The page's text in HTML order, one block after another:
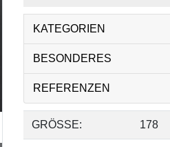
KATEGORIEN
BESONDERES
REFERENZEN
GRÖSSE: 178